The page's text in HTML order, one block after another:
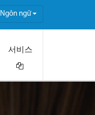
Ngôn ngữ
서비스